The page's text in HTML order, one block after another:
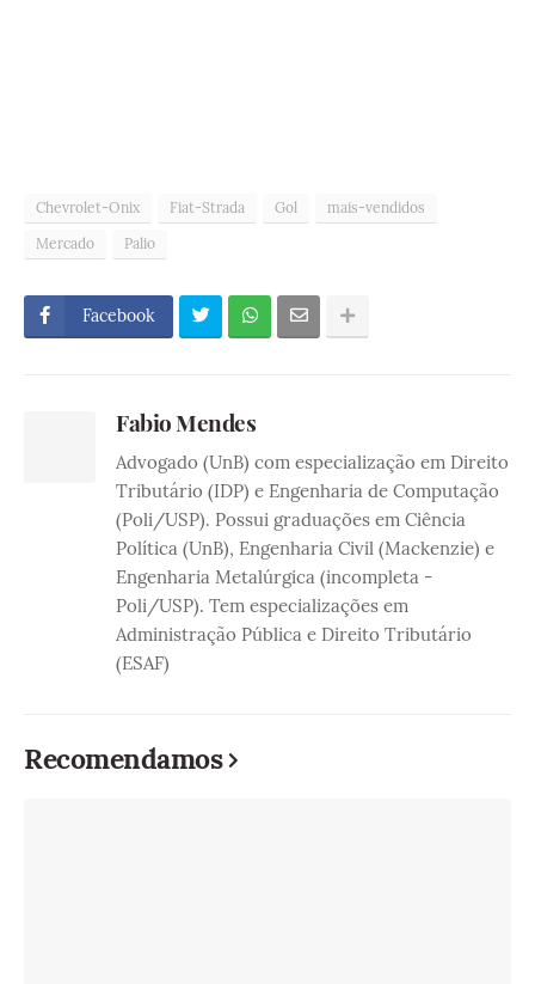
Chevrolet-Onix Fiat-Strada Gol
mais-vendidos
Mercado
Palio
Facebook
Fabio Mendes
Advogado (UnB) com especialização em Direito
Tributário (IDP) e Engenharia de Computação
(Poli/USP). Possui graduações em Ciência
Política (UnB), Engenharia Civil (Mackenzie) e
Engenharia Metalúrgica (incompleta -
Poli/USP). Tem especializações em
Administração Pública e Direito Tributário
(ESAF)
Recomendamos